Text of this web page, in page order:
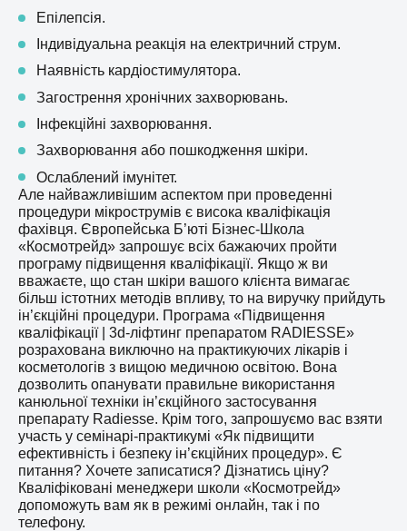
Епілепсія.
Індивідуальна реакція на електричний струм.
Наявність кардіостимулятора.
Загострення хронічних захворювань.
Інфекційні захворювання.
Захворювання або пошкодження шкіри.
Ослаблений імунітет.
Але найважливішим аспектом при проведенні
процедури мікрострумів є висока кваліфікація
фахівця. Європейська Б’юті Бізнес-Школа
«Космотрейд» запрошує всіх бажаючих пройти
програму підвищення кваліфікації. Якщо ж ви
вважаєте, що стан шкіри вашого клієнта вимагає
більш істотних методів впливу, то на виручку прийдуть
ін’єкційні процедури. Програма «Підвищення
кваліфікації | 3d-ліфтинг препаратом RADIESSE»
розрахована виключно на практикуючих лікарів і
косметологів з вищою медичною освітою. Вона
дозволить опанувати правильне використання
канюльної техніки ін’єкційного застосування
препарату Radiesse. Крім того, запрошуємо вас взяти
участь у семінарі-практикумі «Як підвищити
ефективність і безпеку ін’єкційних процедур». Є
питання? Хочете записатися? Дізнатись ціну?
Кваліфіковані менеджери школи «Космотрейд»
допоможуть вам як в режимі онлайн, так і по
телефону.